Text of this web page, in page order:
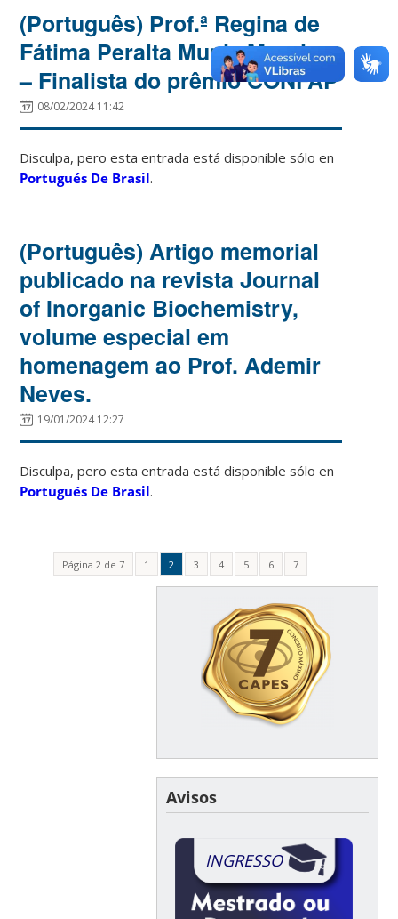
(Português) Prof.ª Regina de
Fátima Peralta Muniz Moreira
– Finalista do prêmio CONFAP
08/02/2024 11:42
Disculpa, pero esta entrada está disponible sólo en
Portugués De Brasil.
(Português) Artigo memorial
publicado na revista Journal
of Inorganic Biochemistry,
volume especial em
homenagem ao Prof. Ademir
Neves.
19/01/2024 12:27
Disculpa, pero esta entrada está disponible sólo en
Portugués De Brasil.
Página 2 de 7 1 2 3 4 5 6 7
Avisos
INGRESSO